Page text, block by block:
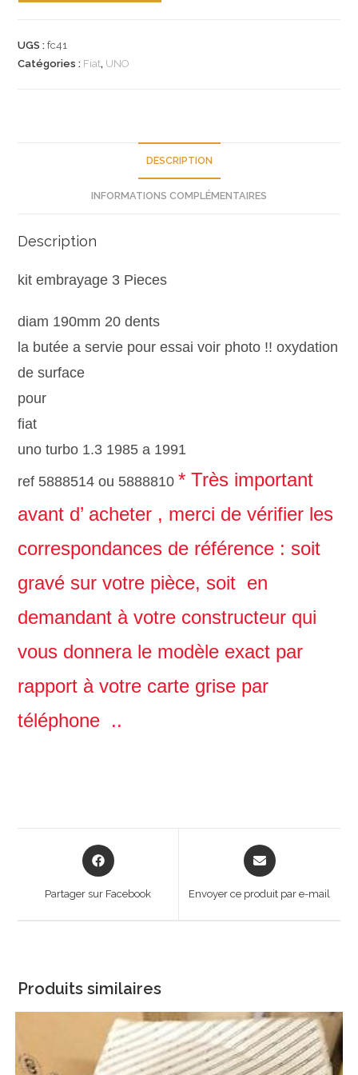
embrayage
UGS :fc41
Catégories : Fiat, UNO
DESCRIPTION
INFORMATIONS COMPLÉMENTAIRES
Description
kit embrayage 3 Pieces
diam 190mm 20 dents
la butée a servie pour essai voir photo !! oxydation
de surface
pour
fiat
uno turbo 1.3 1985 a 1991
ref 5888514 ou 5888810 * Très important
avant d’ acheter , merci de vérifier les
correspondances de référence : soit
gravé sur votre pièce, soit en
demandant à votre constructeur qui
vous donnera le modèle exact par
rapport à votre carte grise par
téléphone ..
Opens
in
Partager sur Facebook
Opens
in
new
Envoyer ce produit par e-mail
Produits similaires